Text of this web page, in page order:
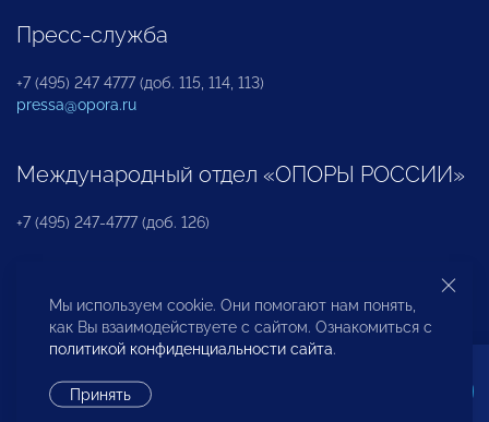
Пресс-служба
+7 (495) 247 4777 (доб. 115, 114, 113)
pressa@opora.ru
Международный отдел «ОПОРЫ РОССИИ»
+7 (495) 247-4777 (доб. 126)
Бюро по защите прав предпринимателей и
инвесторов
Мы используем cookie. Они помогают нам понять,
как Вы взаимодействуете с сайтом. Ознакомиться с
политикой конфиденциальности сайта.
Принять